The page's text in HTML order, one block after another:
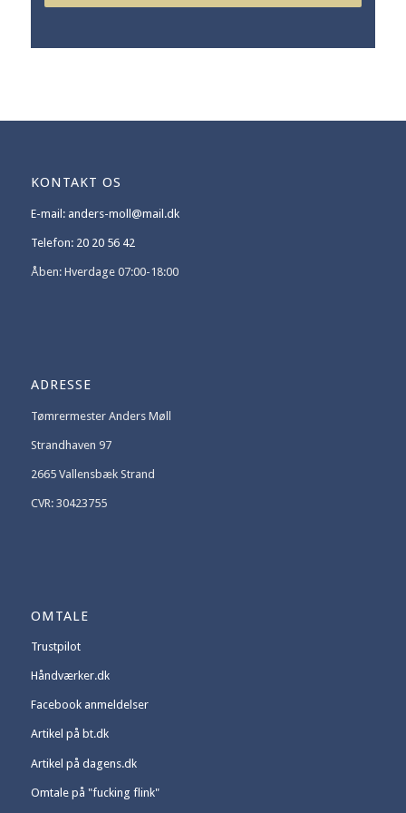
KONTAKT OS
E-mail: anders-moll@mail.dk
Telefon: 20 20 56 42
Åben: Hverdage 07:00-18:00
ADRESSE
Tømrermester Anders Møll
Strandhaven 97
2665 Vallensbæk Strand
CVR: 30423755
OMTALE
Trustpilot
Håndværker.dk
Facebook anmeldelser
Artikel på bt.dk
Artikel på dagens.dk
Omtale på "fucking flink"